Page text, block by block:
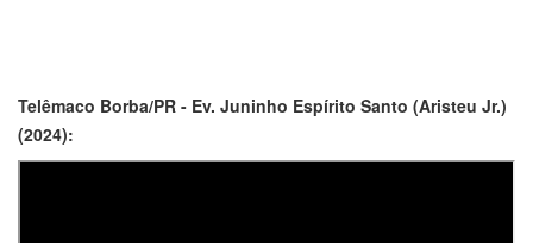
Telêmaco Borba/PR - Ev. Juninho Espírito Santo (Aristeu Jr.)
(2024):